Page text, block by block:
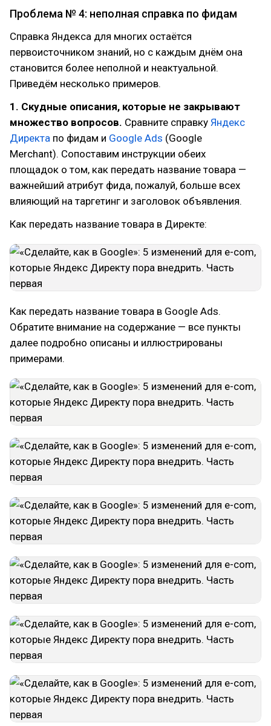
Проблема № 4: неполная справка по фидам
Справка Яндекса для многих остаётся
первоисточником знаний, но с каждым днём она
становится более неполной и неактуальной.
Приведём несколько примеров.
1. Скудные описания, которые не закрывают
множество вопросов. Сравните справку Яндекс
Директа по фидам и Google Ads (Google
Merchant). Сопоставим инструкции обеих
площадок о том, как передать название товара —
важнейший атрибут фида, пожалуй, больше всех
влияющий на таргетинг и заголовок объявления.
Как передать название товара в Директе:
Как передать название товара в Google Ads.
Обратите внимание на содержание — все пункты
далее подробно описаны и иллюстрированы
примерами.